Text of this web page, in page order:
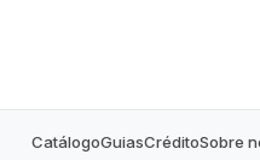
CatálogoGuiasCréditoSobre